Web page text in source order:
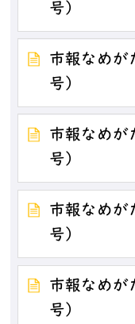
号）
市報なめ
号）
市報なめ
号）
市報なめ
号）
市報なめ
号）